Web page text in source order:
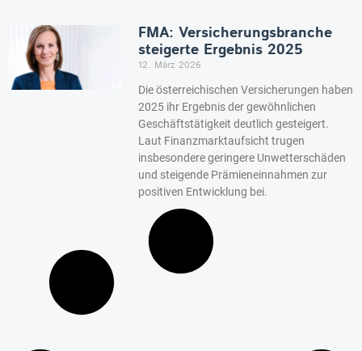
FMA: Versicherungsbranche
steigerte Ergebnis 2025
12. März 2026
Die österreichischen Versicherungen haben
2025 ihr Ergebnis der gewöhnlichen
Geschäftstätigkeit deutlich gesteigert.
Laut Finanzmarktaufsicht trugen
insbesondere geringere Unwetterschäden
und steigende Prämieneinnahmen zur
positiven Entwicklung bei.